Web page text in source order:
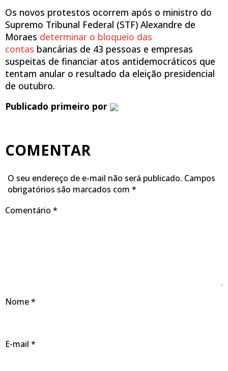
Os novos protestos ocorrem após o ministro do
Supremo Tribunal Federal (STF) Alexandre de
Moraes determinar o bloqueio das
contas bancárias de 43 pessoas e empresas
suspeitas de financiar atos antidemocráticos que
tentam anular o resultado da eleição presidencial
de outubro.
Publicado primeiro por
COMENTAR
O seu endereço de e-mail não será publicado. Campos
obrigatórios são marcados com *
Comentário *
Nome*
E-mail *